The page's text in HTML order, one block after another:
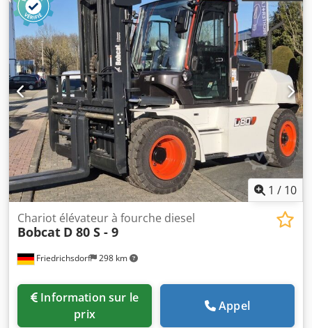
1 / 10
Friedrichsdorf 298 km
Chariot élévateur à fourche diesel
Bobcat D 80 S - 9
prix
Appel